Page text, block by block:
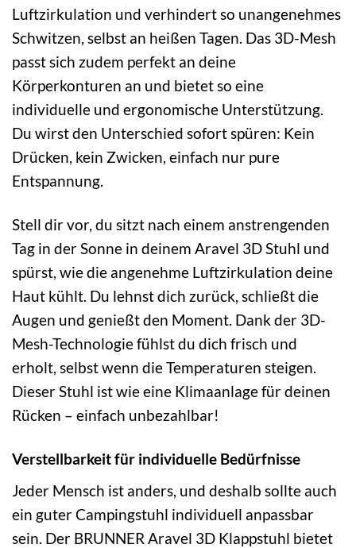
Luftzirkulation und verhindert so unangenehmes
Schwitzen, selbst an heißen Tagen. Das 3D-Mesh
passt sich zudem perfekt an deine
Körperkonturen an und bietet so eine
individuelle und ergonomische Unterstützung.
Du wirst den Unterschied sofort spüren: Kein
Drücken, kein Zwicken, einfach nur pure
Entspannung.
Stell dir vor, du sitzt nach einem anstrengenden
Tag in der Sonne in deinem Aravel 3D Stuhl und
spürst, wie die angenehme Luftzirkulation deine
Haut kühlt. Du lehnst dich zurück, schließt die
Augen und genießt den Moment. Dank der 3D-
Mesh-Technologie fühlst du dich frisch und
erholt, selbst wenn die Temperaturen steigen.
Dieser Stuhl ist wie eine Klimaanlage für deinen
Rücken – einfach unbezahlbar!
Verstellbarkeit für individuelle Bedürfnisse
Jeder Mensch ist anders, und deshalb sollte auch
ein guter Campingstuhl individuell anpassbar
sein. Der BRUNNER Aravel 3D Klappstuhl bietet